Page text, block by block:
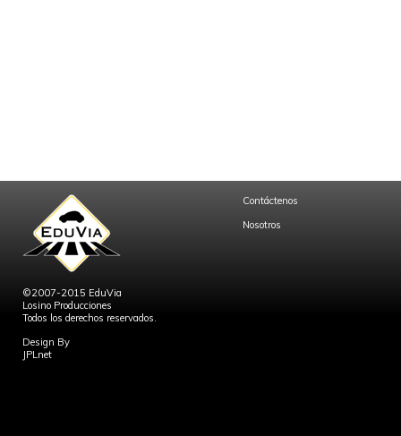
©2007-2015 EduVia
Losino Producciones
Todos los derechos reservados.
Design By
JPLnet
Contáctenos
Nosotros